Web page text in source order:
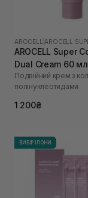
AROCELL AROCELL
AROCELL Super
Dual Cream 60 мл
Подвійний крем з
полінуклеотидами
1 200₴
ВИБІР ІЛОНИ